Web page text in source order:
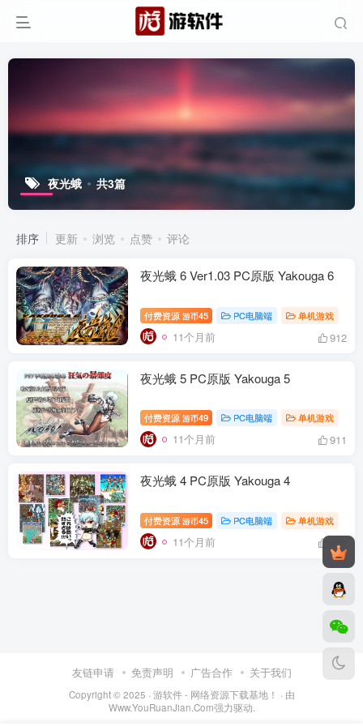
夜光蛾 共3篇
排序 更新 浏览 点赞 评论
夜光蛾 6 Ver1.03 PC原版 Yakouga 6
付费资源 游币45 PC电脑端 单机游戏
11个月前 912
夜光蛾 5 PC原版 Yakouga 5
付费资源 游币49 PC电脑端 单机游戏
11个月前 911
夜光蛾 4 PC原版 Yakouga 4
付费资源 游币45 PC电脑端 单机游戏
11个月前 996
友链申请 免责声明 广告合作 关于我们
Copyright © 2025 · 游软件 - 网络资源下载基地！ · 由
Www.YouRuanJian.Com强力驱动.